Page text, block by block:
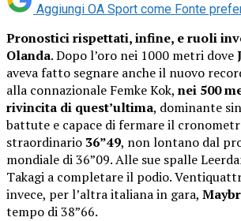
Aggiungi OA Sport come Fonte
Pronostici rispettati, infine, e ruoli
Olanda. Dopo l’oro nei 1000 metri dove
aveva fatto segnare anche il nuovo
alla connazionale Femke Kok, nei 500
rivincita di quest’ultima, dominante
battute e capace di fermare il
straordinario 36”49, non lontano dal
mondiale di 36”09. Alle sue spalle
Takagi a completare il podio.
invece, per l’altra italiana in gara,
tempo di 38”66.